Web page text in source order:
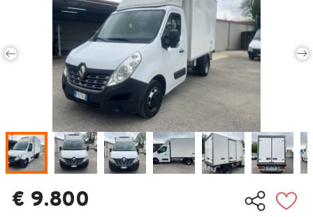
Noleggio a lungo termine
Auto d'epoca
Camper
Veicoli Commerciali
Concessionari
€ 9.800